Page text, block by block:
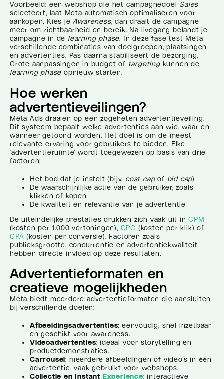
Voorbeeld: een webshop die het campagnedoel Sales
selecteert, laat Meta automatisch optimaliseren voor
aankopen. Kies jeAwareness, dan draait de campagne
meer om zichtbaarheid en bereik. Na livegang belandt je
campagne in de learning phase. In deze fase test Meta
verschillende combinaties van doelgroepen, plaatsingen
en advertenties. Pas daarna stabiliseert de bezorging.
Grote aanpassingen in budget of targetingkunnen de
learning phase opnieuw starten.
Hoe werken
advertentieveilingen?
Meta Ads draaien op een zogeheten advertentieveiling.
Dit systeem bepaalt welke advertenties aan wie, waar en
wanneer getoond worden. Het doel is om de meest
relevante ervaring voor gebruikers te bieden. Elke
‘advertentieruimte’ wordt toegewezen op basis van drie
factoren:
Het bod dat je instelt (bijv. cost capof bid cap)
De waarschijnlijke actie van de gebruiker, zoals
klikken of kopen
De kwaliteit en relevantie van je advertentie
De uiteindelijke prestaties drukken zich vaak uit inCPM
(kosten per 1.000 vertoningen), CPC (kosten per klik) of
CPA (kosten per conversie). Factoren zoals
publieksgrootte, concurrentie en advertentiekwaliteit
hebben directe invloed op deze resultaten.
Advertentieformaten en
creatieve mogelijkheden
Meta biedt meerdere advertentieformaten die aansluiten
bij verschillende doelen:
Afbeeldingsadvertenties: eenvoudig, snel inzetbaar
en geschikt voor awareness.
Videoadvertenties: ideaal voor storytelling en
productdemonstraties.
Carrousel: meerdere afbeeldingen of video’s in één
advertentie, vaak gebruikt voor webshops.
Collectie en Instant Experience: interactieve